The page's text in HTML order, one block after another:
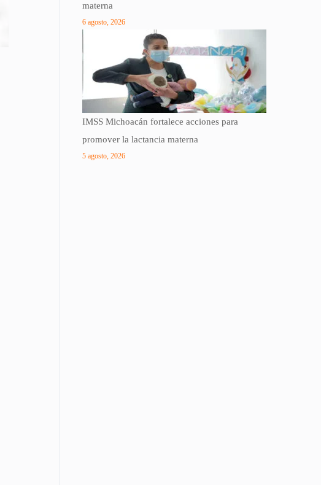
materna
6 agosto, 2026
IMSS Michoacán fortalece acciones para
promover la lactancia materna
5 agosto, 2026